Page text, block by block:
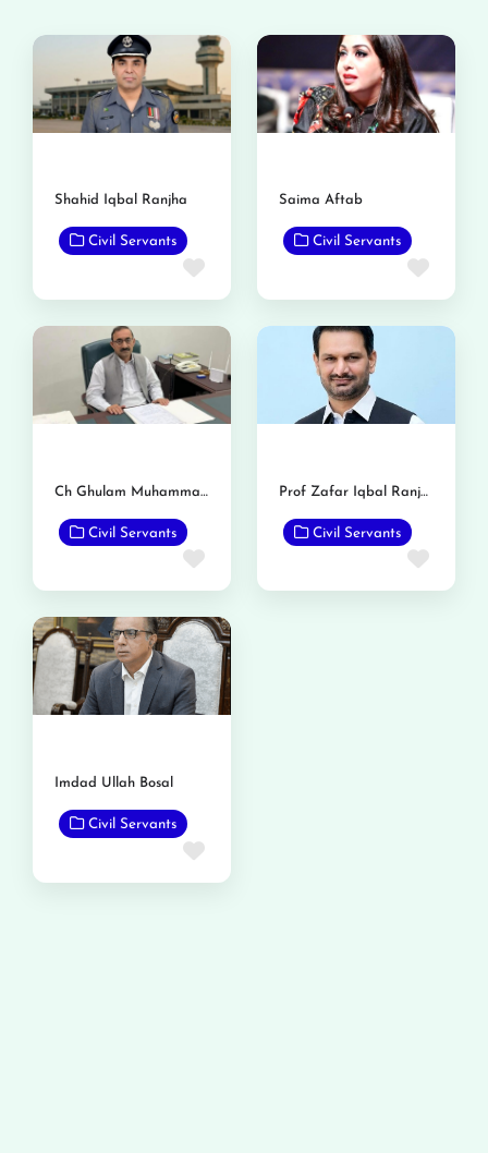
Shahid Iqbal Ranjha
Civil Servants
Favorite
Saima Aftab
Civil Servants
Ch Ghulam Muhammad Raan
Civil Servants
Favorite
Prof Zafar Iqbal Ranjha
Civil Servants
Imdad Ullah Bosal
Civil Servants
Favorite